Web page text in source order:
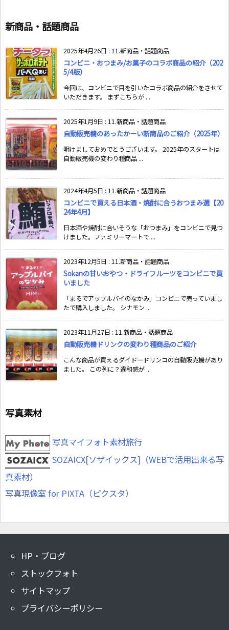
新商品・話題商品
2025年4月26日 : 11.新商品・話題商品
コンビニ・おつまみ/お菓子のコラボ商品の紹介（202
5/4版）
今回は、コンビニで目を引いたコラボ商品の紹介をさせて
いただきます。 まずこちらが ...
2025年1月9日 : 11.新商品・話題商品
自動販売機のあったかーい新商品のご紹介（2025年）
明けましておめでとうございます。 2025年のスタートは
自動販売機の変わり種商品 ...
2024年4月5日 : 11.新商品・話題商品
コンビニで買える日本酒・焼酎に合うおつまみ選【20
24年4月】
日本酒や焼酎に合いそうな「おつまみ」をコンビニで見つ
けました。ファミリーマートで ...
2023年12月5日 : 11.新商品・話題商品
Sokanの甘いおやつ・ドライフルーツをコンビニで買
いました
「まるでアップルパイのなかみ」コンビニで売っていまし
たで購入しました。 シナモン ...
2023年11月27日 : 11.新商品・話題商品
自動販売機ドリンクの変わり種商品のご紹介
こんな商品が買えるダイドードリンコの自動販売機があり
ました。 この列に？違和感が ...
写真素材
写真マイフォト素材旅行
SOZAICX[ソザイックス]（WEBで活用出来る写
真素材）
写真現像室 for PIXTA（ピクスタ）
HP・ブログ
ストックフォト
サイトマップ
プライバシーポリシー